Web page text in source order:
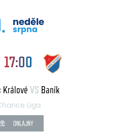
neděle
srpna
17:00
Králové VS Baník
Liga
ONLAJNY